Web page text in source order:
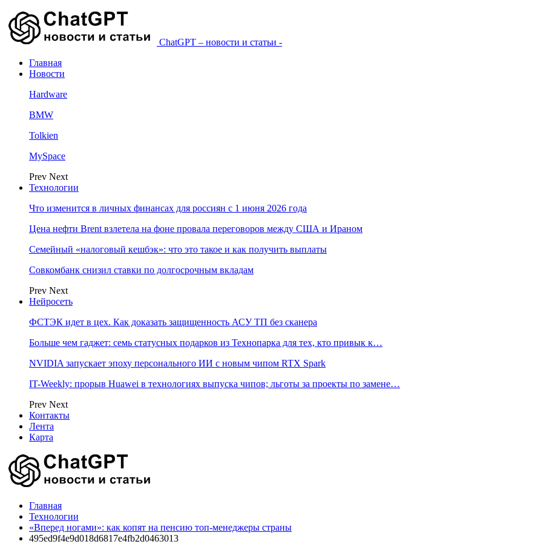
ChatGPT – новости и статьи -
Главная
Новости
Hardware
BMW
Tolkien
MySpace
Prev Next
Технологии
Что изменится в личных финансах для россиян с 1 июня 2026 года
Цена нефти Brent взлетела на фоне провала переговоров между США и Ираном
Семейный «налоговый кешбэк»: что это такое и как получить выплаты
Совкомбанк снизил ставки по долгосрочным вкладам
Prev Next
Нейросеть
ФСТЭК идет в цех. Как доказать защищенность АСУ ТП без сканера
Больше чем гаджет: семь статусных подарков из Технопарка для тех, кто привык к…
NVIDIA запускает эпоху персонального ИИ с новым чипом RTX Spark
IT-Weekly: прорыв Huawei в технологиях выпуска чипов; льготы за проекты по замене…
Prev Next
Контакты
Лента
Карта
Главная
Технологии
«Вперед ногами»: как копят на пенсию топ-менеджеры страны
495ed9f4e9d018d6817e4fb2d0463013